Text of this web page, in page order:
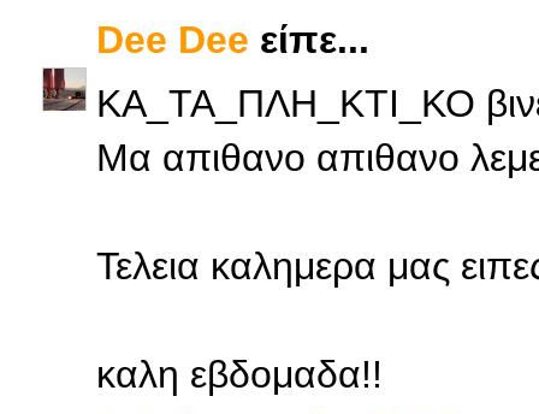
Dee Dee είπε...
ΚΑ_ΤΑ_ΠΛΗ_ΚΤΙ_ΚΟ
Μα απιθανο απιθανο
Τελεια καλημερα μας
καλη εβδομαδα!!